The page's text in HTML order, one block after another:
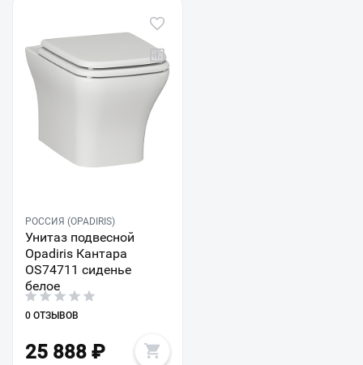
РОССИЯ (OPADIRIS)
Унитаз подвесной
Opadiris Кантара
OS74711 сиденье
белое
0 ОТЗЫВОВ
25 888 ₽